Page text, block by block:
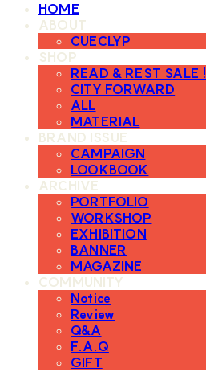
HOME
ABOUT
CUECLYP
SHOP
READ & REST SALE !
CITY FORWARD
ALL
MATERIAL
BRAND ISSUE
CAMPAIGN
LOOKBOOK
ARCHIVE
PORTFOLIO
WORKSHOP
EXHIBITION
BANNER
MAGAZINE
COMMUNITY
Notice
Review
Q&A
F.A.Q
GIFT